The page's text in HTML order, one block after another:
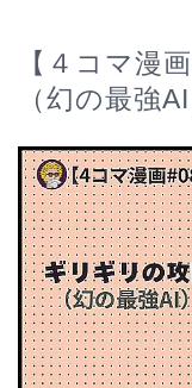
【４コマ漫
（幻の最強